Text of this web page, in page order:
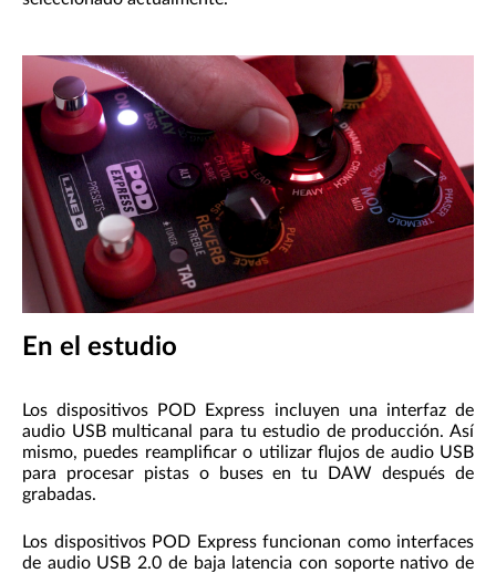
En el estudio
Los dispositivos POD Express incluyen una interfaz de
audio USB multicanal para tu estudio de producción. Así
mismo, puedes reamplificar o utilizar flujos de audio USB
para procesar pistas o buses en tu DAW después de
grabadas.
Los dispositivos POD Express funcionan como interfaces
de audio USB 2.0 de baja latencia con soporte nativo de